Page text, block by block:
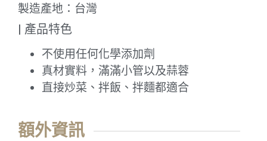
製造產地：台灣
| 產品特色
不使用任何化學添加劑
真材實料，滿滿小管以及蒜蓉
直接炒菜、拌飯、拌麵都適合
額外資訊